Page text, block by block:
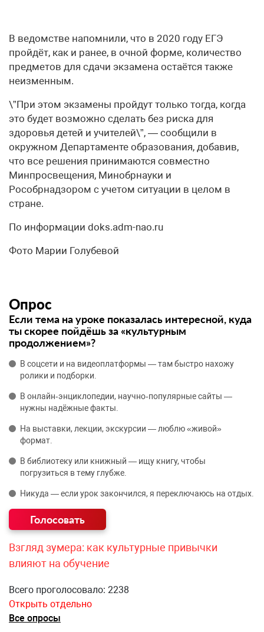
В ведомстве напомнили, что в 2020 году ЕГЭ
пройдёт, как и ранее, в очной форме, количество
предметов для сдачи экзамена остаётся также
неизменным.
\”При этом экзамены пройдут только тогда, когда
это будет возможно сделать без риска для
здоровья детей и учителей\”, — сообщили в
окружном Департаменте образования, добавив,
что все решения принимаются совместно
Минпросвещения, Минобрнауки и
Рособрнадзором с учетом ситуации в целом в
стране.
По информации doks.adm-nao.ru
Фото Марии Голубевой
Опрос
Если тема на уроке показалась интересной, куда
ты скорее пойдёшь за «культурным
продолжением»?
В соцсети и на видеоплатформы — там быстро нахожу
ролики и подборки.
В онлайн‑энциклопедии, научно‑популярные сайты —
нужны надёжные факты.
На выставки, лекции, экскурсии — люблю «живой»
формат.
В библиотеку или книжный — ищу книгу, чтобы
погрузиться в тему глубже.
Никуда — если урок закончился, я переключаюсь на отдых.
Взгляд зумера: как культурные привычки
влияют на обучение
Всего проголосовало: 2238
Открыть отдельно
Все опросы